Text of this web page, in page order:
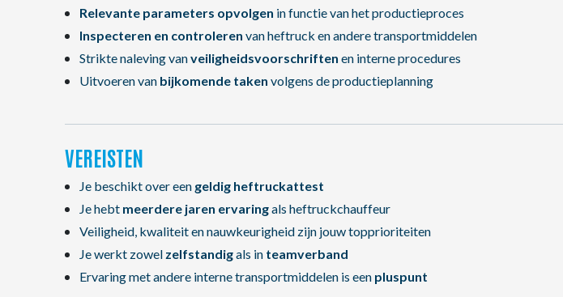
Relevante parameters opvolgen in functie van het productieproces
Inspecteren en controleren van heftruck en andere transportmiddelen
Strikte naleving vanveiligheidsvoorschriften en interne procedures
Uitvoeren van bijkomende taken volgens de productieplanning
VEREISTEN
Je beschikt over een geldig heftruckattest
Je hebt meerdere jaren ervaringals heftruckchauffeur
Veiligheid, kwaliteit en nauwkeurigheid zijn jouw topprioriteiten
Je werkt zowel zelfstandigals in teamverband
Ervaring met andere interne transportmiddelen is een pluspunt